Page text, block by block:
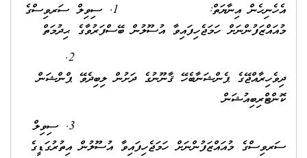
އެހެނިހެން އިނާޔަތް: 1. ސިވިލް ސަރވިސްގެ
މުއައްޒަފުންނަށް ހަމަޖެހިފައިވާ އުސޫލުން ބޭސްފަރުވާގެ ޙިދުމަތް
2.
ދިވެހިރާއްޖޭގެ ޕެންޝަނާބެހޭ ޤާނޫނުގެ ދަށުން ލިބިދެވޭ ޕްންޝަން
ކޮންޓްރިބިއުޝަން
3. ސިވިލް
ސަރވިސްގެ މުއައްޒަފުންނަށް ހަމަޖެހިފައިވާ އުސޫލުން އިތުރުގަޑީގެ